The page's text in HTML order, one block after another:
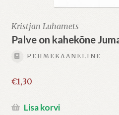
Kristjan Luhamets
Palve on kahekõne
PEHMEKAANELINE
€1,30
Lisa korvi